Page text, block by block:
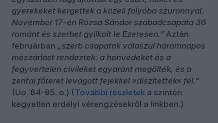
gyerekeket kergettek a közeli folyóba szuronnyal.
November 17-én Rózsa Sándor szabadcsapata 36
románt és szerbet gyilkolt le Ezeresen.” Aztán
februárban „szerb csapatok válaszul háromnapos
mészárlást rendeztek: a honvédeket és a
fegyvertelen civileket egyaránt megölték, és a
zentai főteret levágott fejekkel »díszítették« fel.”
(Uo. 84-85. o.) (További részletek a szintén
kegyetlen erdélyi vérengzésekről a linkben.)